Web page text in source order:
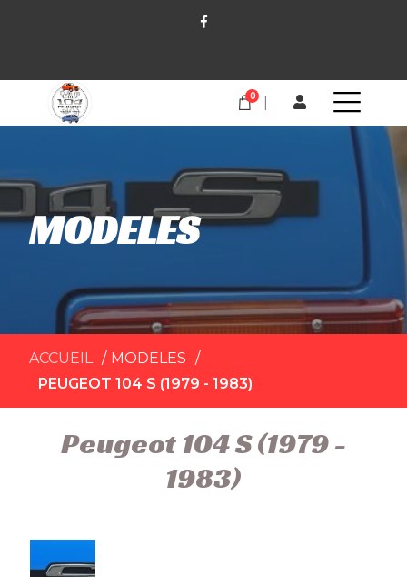
0
MODELES
ACCUEIL
MODELES
PEUGEOT 104 S (1979 - 1983)
Peugeot 104 S (1979 -
1983)